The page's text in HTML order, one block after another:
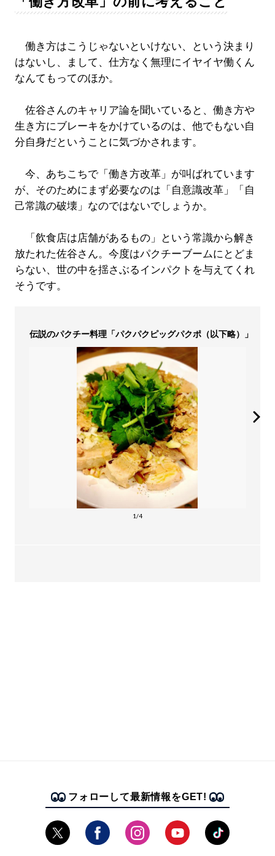
働き方はこうじゃないといけない、という決まり
はないし、まして、仕方なく無理にイヤイヤ働くん
なんてもってのほか。
佐谷さんのキャリア論を聞いていると、働き方や
生き方にブレーキをかけているのは、他でもない自
分自身だということに気づかされます。
今、あちこちで「働き方改革」が叫ばれています
が、そのためにまず必要なのは「自意識改革」「自
己常識の破壊」なのではないでしょうか。
「飲食店は店舗があるもの」という常識から解き
放たれた佐谷さん。今度はパクチーブームにとどま
らない、世の中を揺さぶるインパクトを与えてくれ
そうです。
伝説のパクチー料理「パクパクピッグパクポ（以下略）」
1/4
フォローして最新情報をGET!